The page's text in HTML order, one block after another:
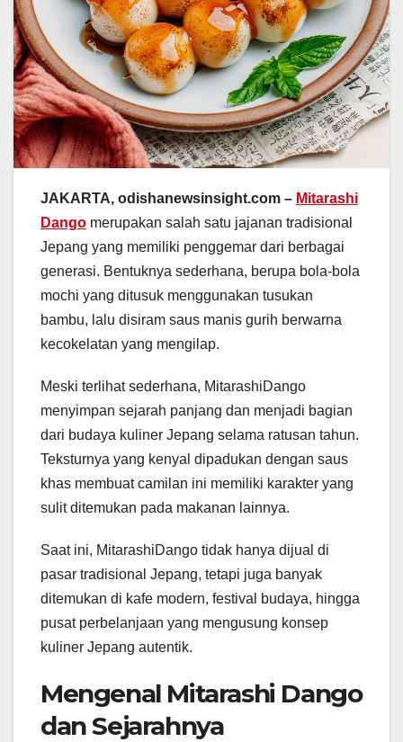
JAKARTA, odishanewsinsight.com – Mitarashi
Dango merupakan salah satu jajanan tradisional
Jepang yang memiliki penggemar dari berbagai
generasi. Bentuknya sederhana, berupa bola-bola
mochi yang ditusuk menggunakan tusukan
bambu, lalu disiram saus manis gurih berwarna
kecokelatan yang mengilap.
Meski terlihat sederhana, MitarashiDango
menyimpan sejarah panjang dan menjadi bagian
dari budaya kuliner Jepang selama ratusan tahun.
Teksturnya yang kenyal dipadukan dengan saus
khas membuat camilan ini memiliki karakter yang
sulit ditemukan pada makanan lainnya.
Saat ini, MitarashiDango tidak hanya dijual di
pasar tradisional Jepang, tetapi juga banyak
ditemukan di kafe modern, festival budaya, hingga
pusat perbelanjaan yang mengusung konsep
kuliner Jepang autentik.
Mengenal Mitarashi Dango
dan Sejarahnya